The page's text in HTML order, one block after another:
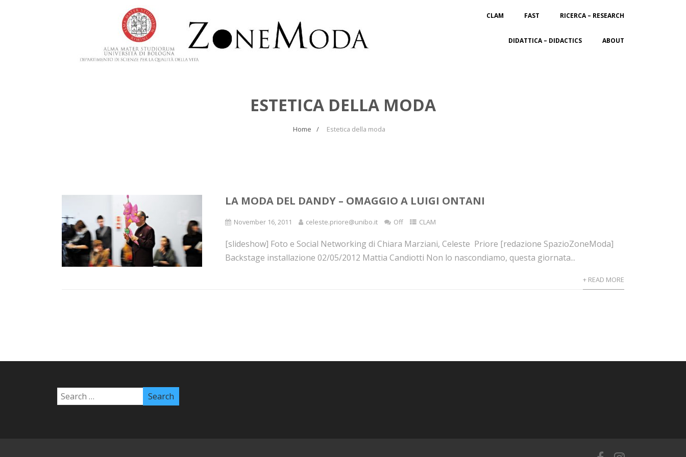
CLAM FAST RICERCA – RESEARCH
DIDATTICA – DIDACTICS ABOUT
ESTETICA DELLA MODA
Home Estetica della moda
LA MODA DEL DANDY – OMAGGIO A LUIGI ONTANI
November 16, 2011 celeste.priore@unibo.it Off CLAM
[slideshow] Foto e Social Networking di Chiara Marziani, Celeste Priore [redazione SpazioZoneModa]
Backstage installazione 02/05/2012 Mattia Candiotti Non lo nascondiamo, questa giornata...
+ READ MORE